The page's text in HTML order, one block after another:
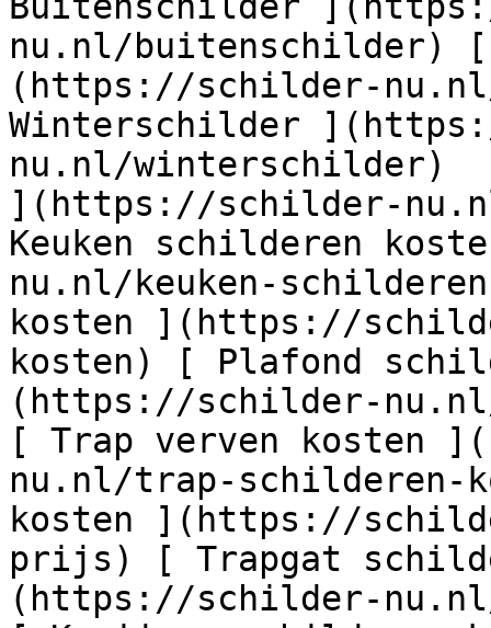
nu.nl/buitenschilder)
(https://schilder-
Winterschilder
nu.nl/winterschilder)
](https://schilder-
Keuken schilderen
nu.nl/keuken-
kosten ](https://
kosten) [ Plafond
(https://schilder-
[ Trap verven kosten
nu.nl/trap-schilderen-
kosten ](https://
prijs) [ Trapgat
(https://schilder-